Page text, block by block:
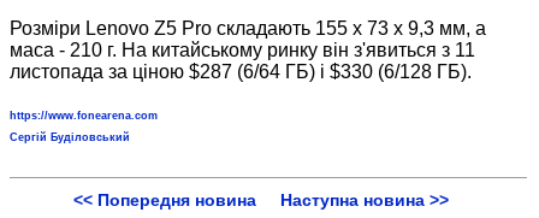
Розміри Lenovo Z5 Pro складають 155 х 73 х 9,3 мм, а
маса - 210 г. На китайському ринку він з'явиться з 11
листопада за ціною $287 (6/64 ГБ) і $330 (6/128 ГБ).
https://www.fonearena.com
Сергій Буділовський
<< Попередня новина Наступна новина >>